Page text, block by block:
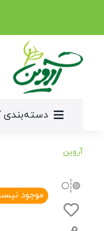
دسته‌بندی
آروین
موجود